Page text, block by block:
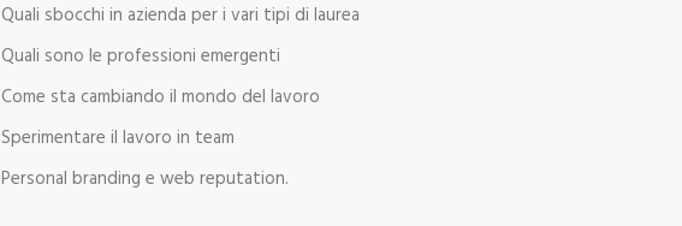
Quali sbocchi in azienda per i vari tipi di laurea
Quali sono le professioni emergenti
Come sta cambiando il mondo del lavoro
Sperimentare il lavoro in team
Personal branding e web reputation.